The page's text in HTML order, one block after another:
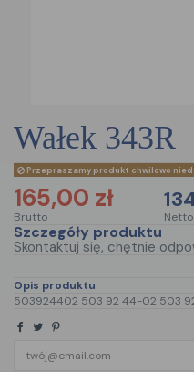
wałek 343R
Przepraszamy produkt chwilowo
165,00 zł
Netto
Brutto
Szczegóły produktu
Skontaktuj się, chętnie
Opis produktu
503924402 503 92 44-02 503